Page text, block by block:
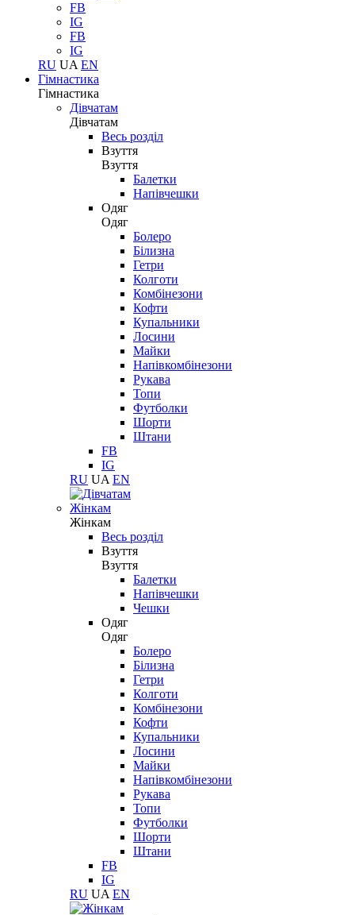
FB
IG
FB
IG
RU UA EN
Гімнастика
Гімнастика
Дівчатам
Дівчатам
Весь розділ
Взуття
Взуття
Балетки
Напівчешки
Одяг
Одяг
Болеро
Білизна
Гетри
Колготи
Комбінезони
Кофти
Купальники
Лосини
Майки
Напівкомбінезони
Рукава
Топи
Футболки
Шорти
Штани
FB
IG
RU UA EN
Жінкам
Жінкам
Весь розділ
Взуття
Взуття
Балетки
Напівчешки
Чешки
Одяг
Одяг
Болеро
Білизна
Гетри
Колготи
Комбінезони
Кофти
Купальники
Лосини
Майки
Напівкомбінезони
Рукава
Топи
Футболки
Шорти
Штани
FB
IG
RU UA EN